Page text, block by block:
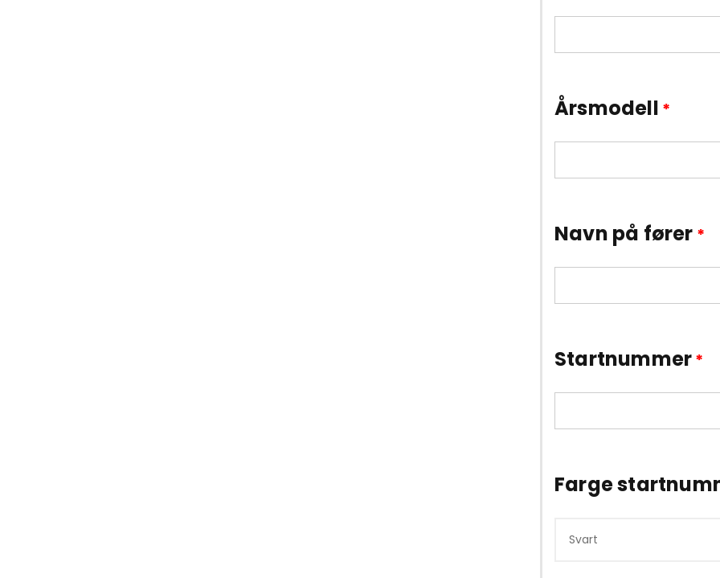
Årsmodell *
Navn på fører *
Startnummer*
Farge